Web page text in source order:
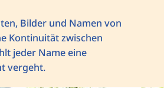
Bilder und Namen von
Kontinuität zwischen
jeder Name eine
vergeht.